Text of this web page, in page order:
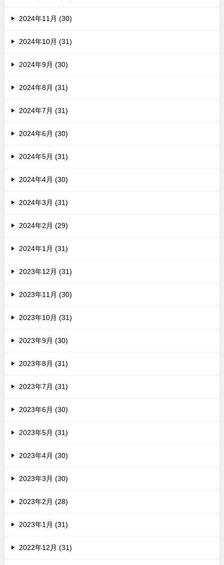
2024年11月 (30)
2024年10月 (31)
2024年9月 (30)
2024年8月 (31)
2024年7月 (31)
2024年6月 (30)
2024年5月 (31)
2024年4月 (30)
2024年3月 (31)
2024年2月 (29)
2024年1月 (31)
2023年12月 (31)
2023年11月 (30)
2023年10月 (31)
2023年9月 (30)
2023年8月 (31)
2023年7月 (31)
2023年6月 (30)
2023年5月 (31)
2023年4月 (30)
2023年3月 (30)
2023年2月 (28)
2023年1月 (31)
2022年12月 (31)